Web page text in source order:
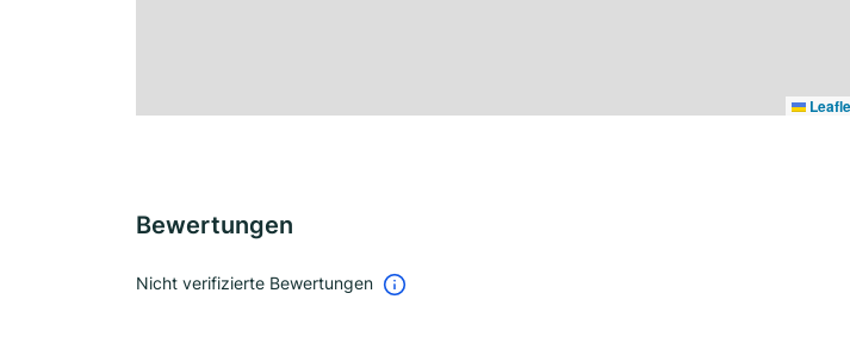
Bewertungen
Nicht verifizierte Bewertungen